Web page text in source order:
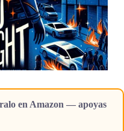
en Amazon — apoyas